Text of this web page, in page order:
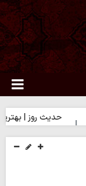
حدیث روز | بهترین